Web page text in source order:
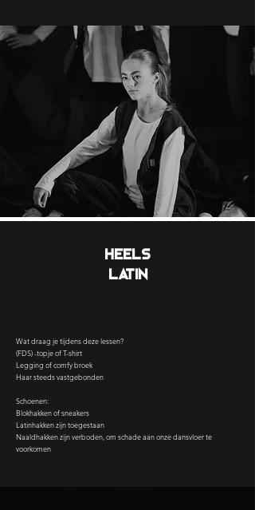
Heels
latin
Wat draag je tijdens deze lessen?
(FDS) -topje of T-shirt
Legging of comfy broek
Haar steeds vastgebonden
Schoenen:
Blokhakken of sneakers
Latinhakken zijn toegestaan
Naaldhakken zijn verboden, om schade aan onze dansvloer te
voorkomen